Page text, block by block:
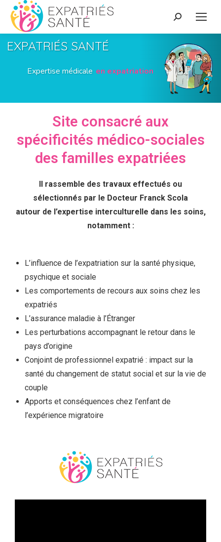
EXPATRIÉS SANTÉ
en expatriation
Expertisemédicale
Site consacré aux
spécificités médico-sociales
des familles expatriées
Il rassemble des travaux effectués ou
sélectionnés par le Docteur Franck Scola
autour de l’expertise interculturelle dans les soins,
notamment :
L’influence de l’expatriation sur la santé physique,
psychique et sociale
Les comportements de recours aux soins chez les
expatriés
L’assurance maladie à l’Étranger
Les perturbations accompagnant le retour dans le
pays d’origine
Conjoint de professionnel expatrié : impact sur la
santé du changement de statut social et sur la vie de
couple
Apports et conséquences chez l’enfant de
l’expérience migratoire